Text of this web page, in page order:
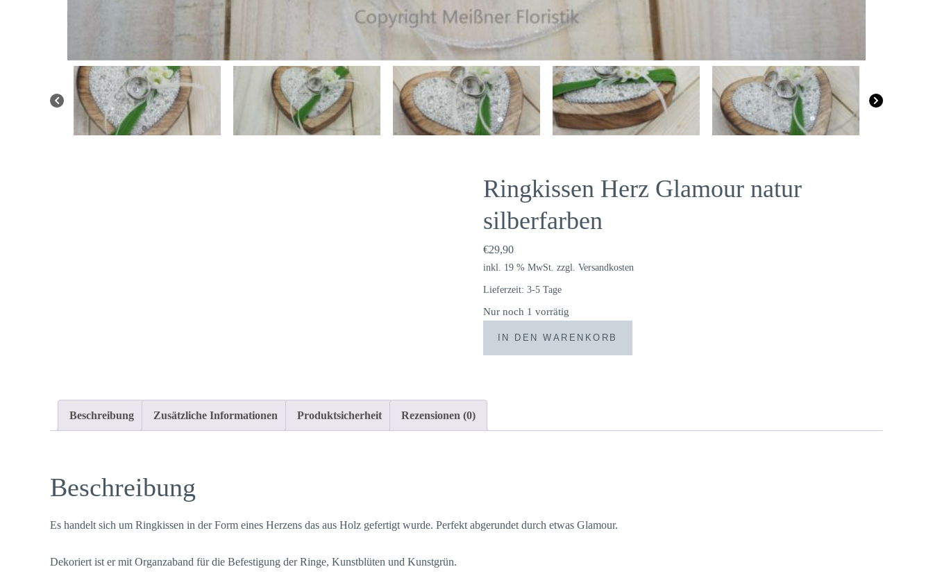
Ringkissen Herz Glamour natur
silberfarben
€29,90
inkl. 19 % MwSt. zzgl. Versandkosten
Lieferzeit: 3-5 Tage
Nur noch 1 vorrätig
silberfarben
IN DEN WARENKORB
Beschreibung Zusätzliche Informationen Produktsicherheit Rezensionen (0)
Beschreibung
Es handelt sich um Ringkissen in der Form eines Herzens das aus Holz gefertigt wurde. Perfekt abgerundet durch etwas Glamour.
Dekoriert ist er mit Organzaband für die Befestigung der Ringe, Kunstblüten und Kunstgrün.